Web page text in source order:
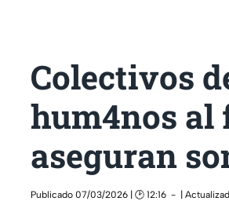
Colectivos
hum4nos al
aseguran
Publicado 07/03/2026 | 🕑 12:16
|